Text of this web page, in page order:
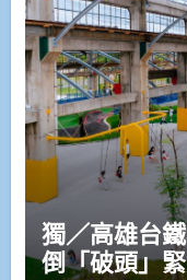
獨／高雄台
倒「破頭」